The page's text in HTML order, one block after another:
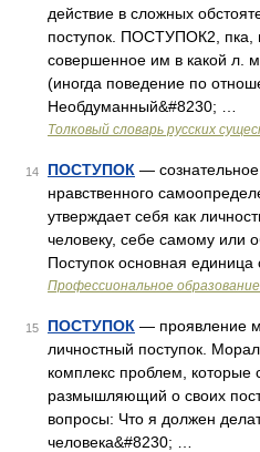
действие в сложных
поступок. ПОСТУПОК2, пка,
совершенное им в какой л.
(иногда поведение по
Необдуманный&#8230; …
Толковый словарь русских
14 ПОСТУПОК —
нравственного
утверждает себя как
человеку, себе самому или
Поступок основная единица
Профессиональное
15 ПОСТУПОК — проявление
личностный поступок.
комплекс проблем, которые
размышляющий о своих
вопросы: Что я должен
человека&#8230; …